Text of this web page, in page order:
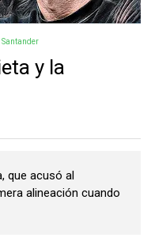
Santander
y la
que acusó al
alineación cuando